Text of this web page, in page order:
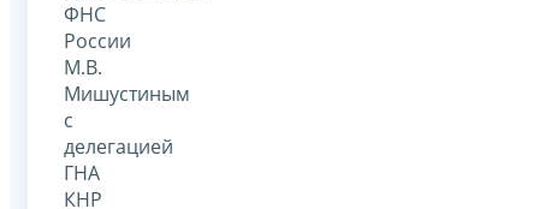
ФНС
России
М.В.
Мишустиным
с
делегацией
ГНА
КНР